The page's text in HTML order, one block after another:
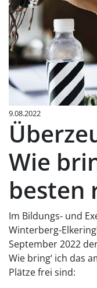
9.08.2022
Wie
besten
Im Bildungs- und
Winterberg-
September 2022
Wie bring‘ ich das
Plätze frei sind: